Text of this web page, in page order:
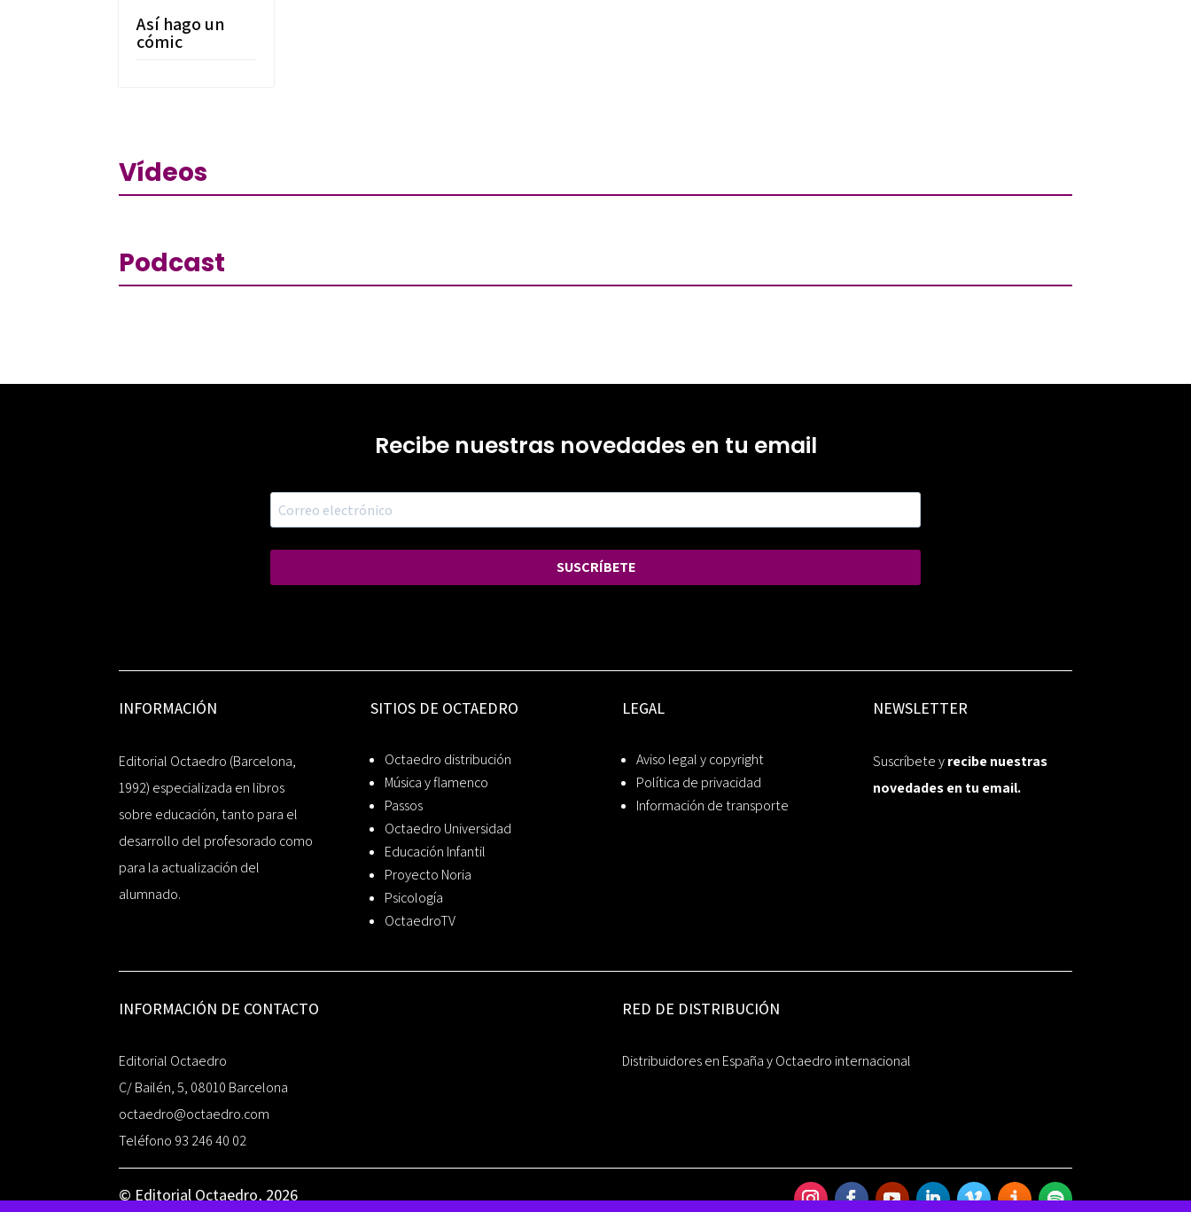
Así hago un
cómic
Vídeos
Podcast
Recibe nuestras novedades en tu email
SUSCRÍBETE
INFORMACIÓN
Editorial Octaedro (Barcelona,
1992) especializada en libros
sobre educación, tanto para el
desarrollo del profesorado como
para la actualización del
alumnado.
SITIOS DE OCTAEDRO
Octaedro distribución
Música y flamenco
Passos
Octaedro Universidad
Educación Infantil
Proyecto Noria
Psicología
OctaedroTV
LEGAL
Aviso legal y copyright
Política de privacidad
Información de transporte
NEWSLETTER
Suscríbete yrecibe nuestras
novedades en tu email.
INFORMACIÓN DE CONTACTO
Editorial Octaedro
C/ Bailén, 5, 08010 Barcelona
octaedro@octaedro.com
Teléfono 93 246 40 02
RED DE DISTRIBUCIÓN
Distribuidores en España y Octaedro internacional
© Editorial Octaedro, 2026